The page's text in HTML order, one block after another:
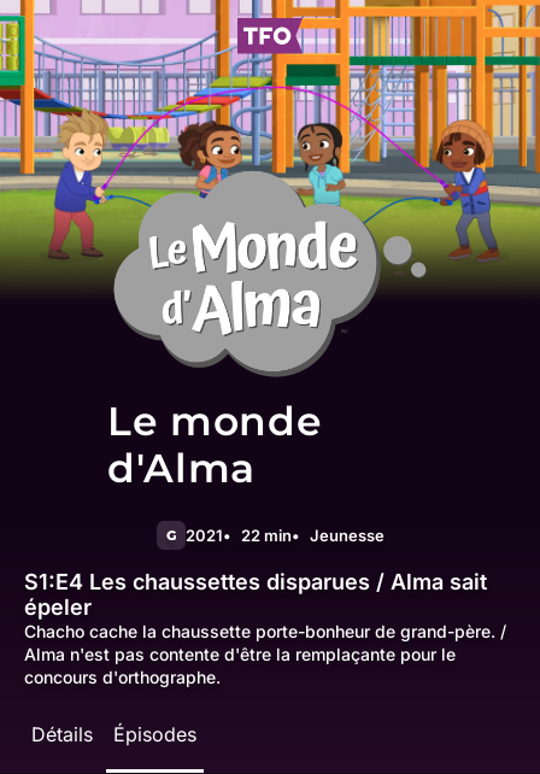
Le monde
d'Alma
G 2021 22 min Jeunesse
S1:E4 Les chaussettes disparues / Alma sait
épeler
Chacho cache la chaussette porte-bonheur de grand-père. /
Alma n'est pas contente d'être la remplaçante pour le
concours d'orthographe.
Détails Épisodes